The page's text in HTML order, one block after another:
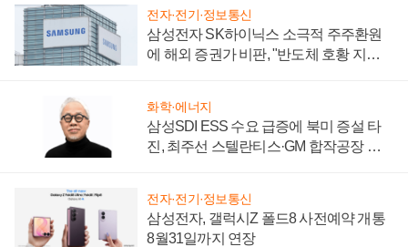
전자·전기·정보통신
삼성전자 SK하이닉스 소극적 주주환원
에 해외 증권가 비판, "반도체 호황 지속
화학·에너지
삼성SDI ESS 수요 급증에 북미 증설 타
진, 최주선 스텔란티스·GM 합작공장 건
전자·전기·정보통신
삼성전자, 갤럭시Z 폴드8 사전예약 개통
8월31일까지 연장